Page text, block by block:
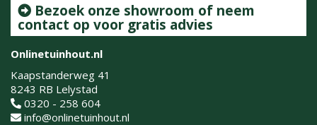
Bezoek onze showroom of neem
contact op voor gratis advies
Onlinetuinhout.nl
Kaapstanderweg 41
8243 RB Lelystad
0320 - 258 604
info@onlinetuinhout.nl